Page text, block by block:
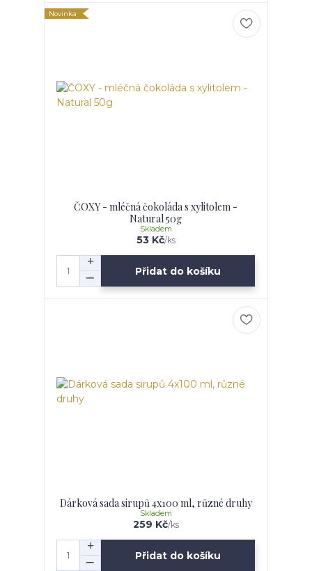
Novinka
ČOXY - mléčná čokoláda s xylitolem -
Natural 50g
53 Kč/ks
Skladem
Přidat do košíku
Dárková sada sirupů 4x100 ml, různé druhy
259 Kč/ks
Skladem
Přidat do košíku